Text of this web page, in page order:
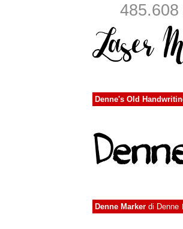
Denne's Old
Denne Marker di Denne